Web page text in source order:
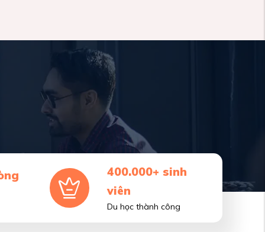
400.000+ sinh
viên
Du học thành công